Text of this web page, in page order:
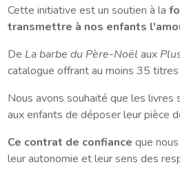
Cette initiative est un soutien à la
transmettre à nos enfants
De La barbe du Père-Noël aux
catalogue offrant au moins 35
Nous avons souhaité que les livres
aux enfants de déposer leur pièce
Ce contrat de confianceque
leur autonomie et leur sens des